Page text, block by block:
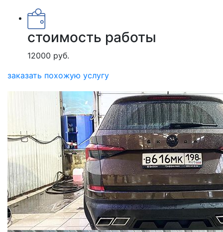
стоимость работы
12000 руб.
заказать похожую услугу